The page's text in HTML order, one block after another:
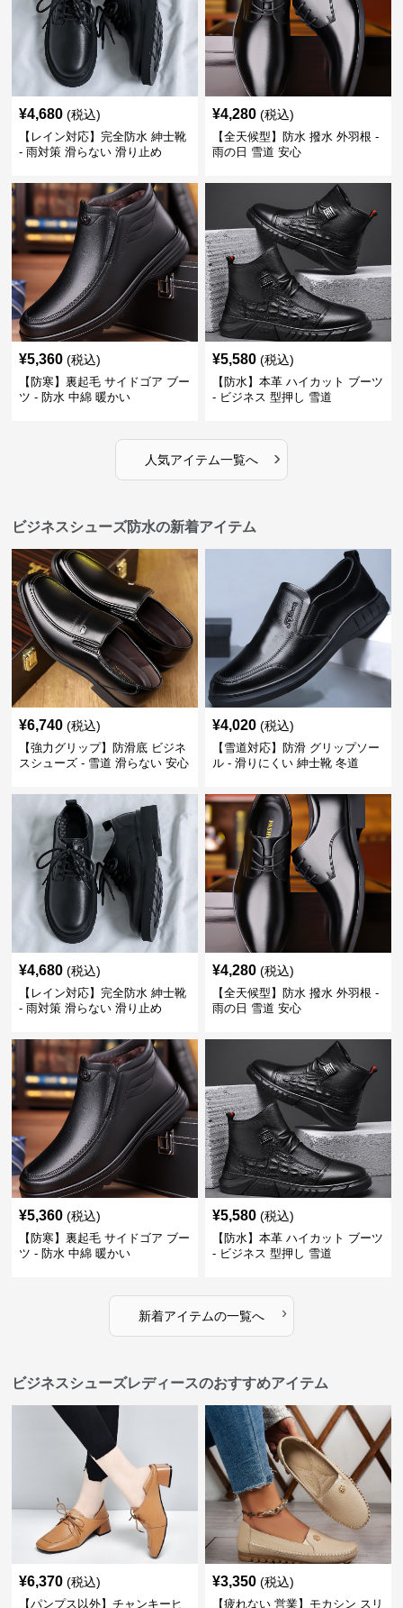
¥4,680 (税込)
【レイン対応】完全防水 紳士靴
- 雨対策 滑らない 滑り止め
¥4,280 (税込)
【全天候型】防水 撥水 外羽根 -
雨の日 雪道 安心
¥5,360 (税込)
【防寒】裏起毛 サイドゴア ブー
ツ - 防水 中綿 暖かい
¥5,580 (税込)
【防水】本革 ハイカット ブーツ
- ビジネス 型押し 雪道
人気アイテム一覧へ ›
ビジネスシューズ防水の新着アイテム
¥6,740 (税込)
【強力グリップ】防滑底 ビジネ
スシューズ - 雪道 滑らない 安心
¥4,020 (税込)
【雪道対応】防滑 グリップソー
ル - 滑りにくい 紳士靴 冬道
¥4,680 (税込)
【レイン対応】完全防水 紳士靴
- 雨対策 滑らない 滑り止め
¥4,280 (税込)
【全天候型】防水 撥水 外羽根 -
雨の日 雪道 安心
¥5,360 (税込)
【防寒】裏起毛 サイドゴア ブー
ツ - 防水 中綿 暖かい
¥5,580 (税込)
【防水】本革 ハイカット ブーツ
- ビジネス 型押し 雪道
新着アイテムの一覧へ ›
ビジネスシューズレディースのおすすめアイテム
¥6,370 (税込)
【パンプス以外】チャンキーヒ
¥3,350 (税込)
【疲れない 営業】モカシン スリ